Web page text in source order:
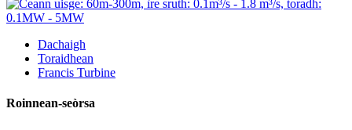
Dachaigh
Toraidhean
Francis Turbine
Roinnean-seòrsa